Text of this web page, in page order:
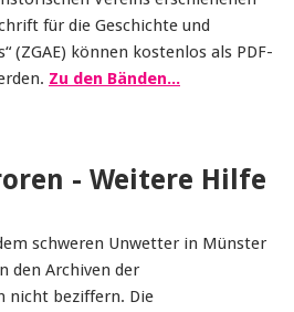
für die Geschichte und
(ZGAE) können kostenlos als PDF-
Zu den Bänden...
- Weitere Hilfe
schweren Unwetter in Münster
den Archiven der
nicht beziffern. Die